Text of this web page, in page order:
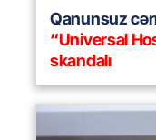
Qanunsuz
“Universal
skandalı